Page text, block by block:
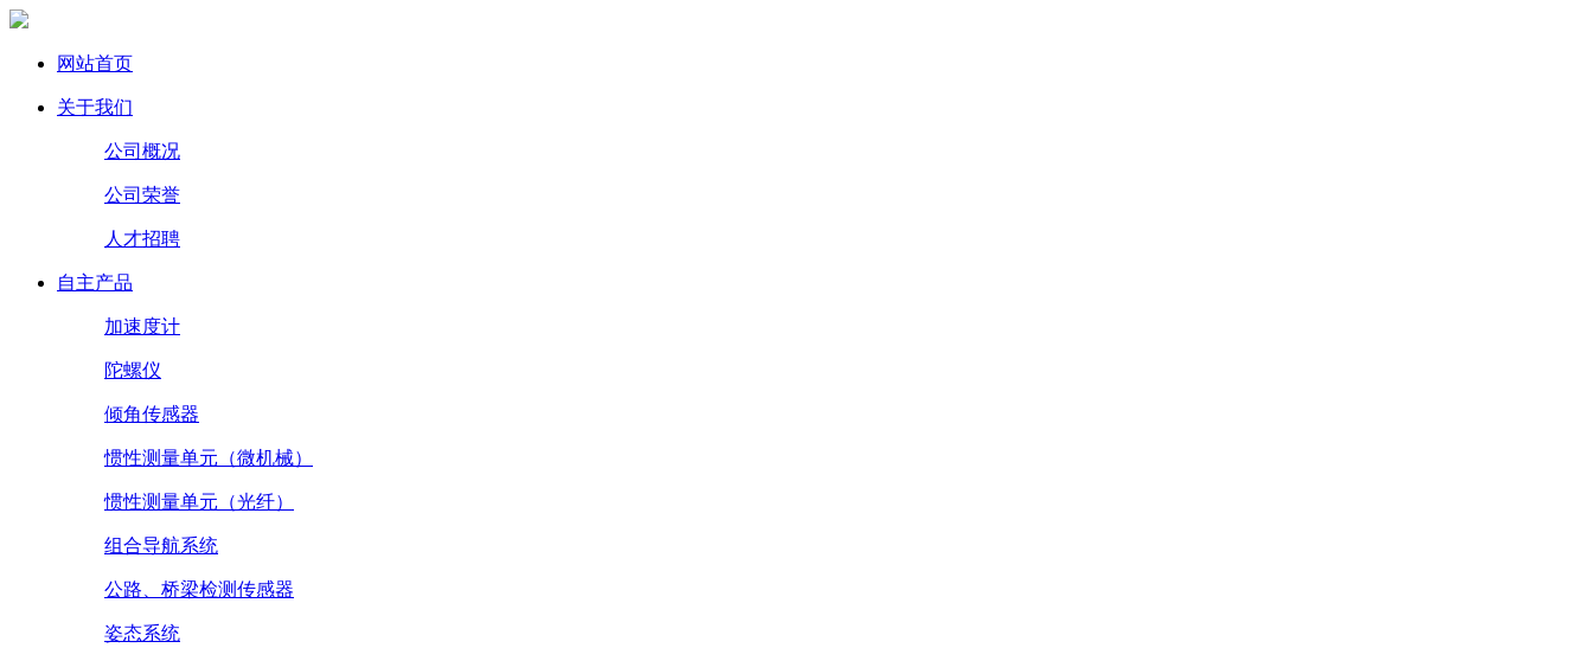
网站首页
关于我们
公司概况
公司荣誉
人才招聘
自主产品
加速度计
陀螺仪
倾角传感器
惯性测量单元（微机械）
惯性测量单元（光纤）
组合导航系统
公路、桥梁检测传感器
姿态系统